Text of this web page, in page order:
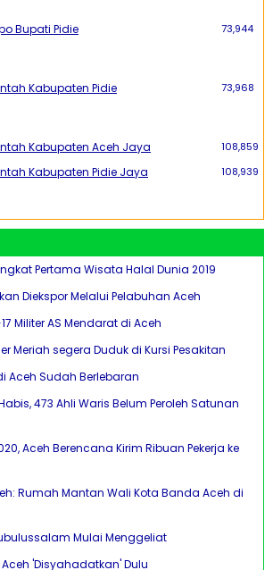
Bupati Pidie 73,944
Kabupaten Pidie 73,968
Kabupaten Aceh Jaya 108,859
Kabupaten Pidie Jaya 108,939
Pertama Wisata Halal Dunia 2019
Diekspor Melalui Pelabuhan Aceh
Militer AS Mendarat di Aceh
Meriah segera Duduk di Kursi Pesakitan
Aceh Sudah Berlebaran
473 Ahli Waris Belum Peroleh Satunan
Aceh Berencana Kirim Ribuan Pekerja ke
Rumah Mantan Wali Kota Banda Aceh di
Mulai Menggeliat
'Disyahadatkan' Dulu